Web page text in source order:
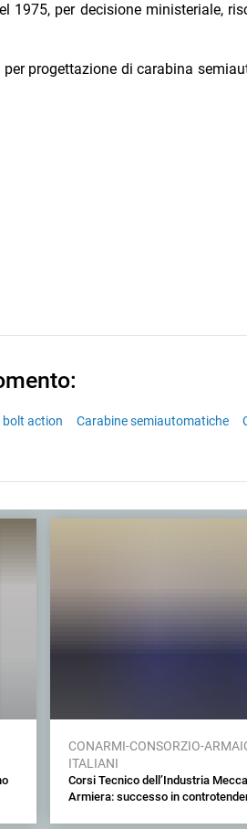
1975, per decisione ministeriale,
progettazione di carabina
bolt action Carabine semiautomatiche
CONARMI-CONSORZIO-
ITALIANI
Corsi Tecnico dell’Industria
Armiera: successo in